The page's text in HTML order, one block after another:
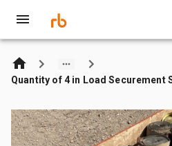
Quantity of 4 in Load Securement